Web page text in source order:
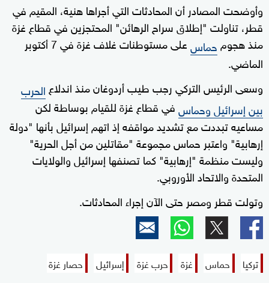
وأوضحت المصادر أن المحادثات التي أجراها هنية، المقيم في
قطر، تناولت "إطلاق سراح الرهائن" المحتجزين في قطاع غزة
منذ هجوم حماس
على مستوطنات غلاف غزة في 7 أكتوبر
الماضي.
وسعى الرئيس التركي رجب طيب أردوغان منذ اندلاع الحرب
بين إسرائيل وحماسفي قطاع غزة للقيام بوساطة لكن
مساعيه تبددت مع تشديد مواقفه إذ اتهم إسرائيل بأنها "دولة
إرهابية" واعتبر حماس مجموعة "مقاتلين من أجل الحرية"
وليست منظمة "إرهابية" كما تصنفها إسرائيل والولايات
المتحدة والاتحاد الأوروبي.
وتولت قطر ومصر حتى الآن إجراء المحادثات.
تركيا حماس غزة حرب غزة إسرائيل
حصار غزة